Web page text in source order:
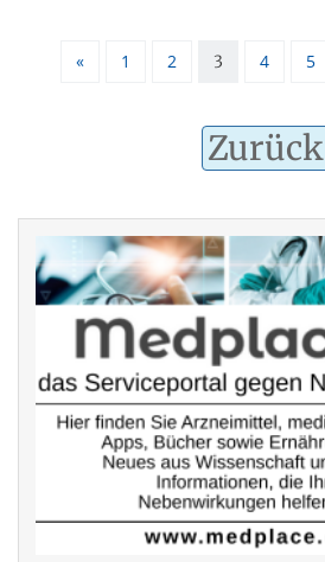
« 1 2 3 4 5
Zurück